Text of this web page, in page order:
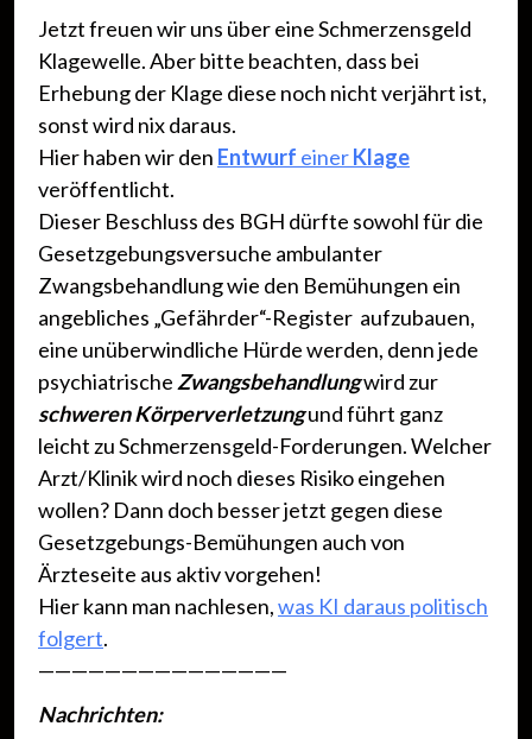
Jetzt freuen wir uns über eine Schmerzensgeld
Klagewelle. Aber bitte beachten, dass bei
Erhebung der Klage diese noch nicht verjährt ist,
sonst wird nix daraus.
Hier haben wir den Entwurf einerKlage
veröffentlicht.
Dieser Beschluss des BGH dürfte sowohl für die
Gesetzgebungsversuche ambulanter
Zwangsbehandlung wie den Bemühungen ein
angebliches „Gefährder“-Register aufzubauen,
eine unüberwindliche Hürde werden, denn jede
psychiatrische Zwangsbehandlungwird zur
schweren Körperverletzungund führt ganz
leicht zu Schmerzensgeld-Forderungen. Welcher
Arzt/Klinik wird noch dieses Risiko eingehen
wollen? Dann doch besser jetzt gegen diese
Gesetzgebungs-Bemühungen auch von
Ärzteseite aus aktiv vorgehen!
Hier kann man nachlesen,was KI daraus politisch
folgert.
———————————————
Nachrichten: